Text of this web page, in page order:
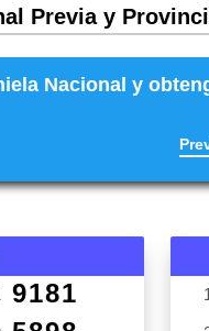
Previa y
Nacional y
9181 1